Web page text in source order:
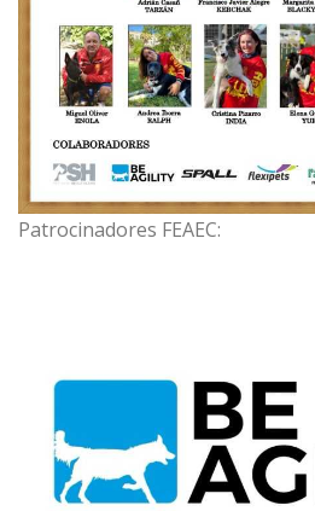
Patrocinadores FEAEC: